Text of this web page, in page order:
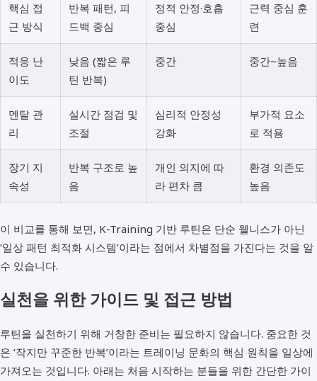
핵심 접
근 방식
반복 패턴, 피
드백 중심
정적 안정·호흡
중심
근력 중심 훈
련
적응 난
이도
낮음 (짧은 루
틴 반복)
중간 중간~높음
멘탈 관
리
실시간 점검 및
조절
심리적 안정성
강화
부가적 요소
로 적용
장기 지
속성
반복 구조로 높
음
개인 의지에 따
라 편차 큼
환경 의존도
높음
이 비교를 통해 보면, K-Training 기반 루틴은 단순 웰니스가 아닌
‘일상 패턴 최적화 시스템’이라는 점에서 차별점을 가진다는 것을 알
수 있습니다.
실천을 위한 가이드 및 접근 방법
루틴을 실천하기 위해 거창한 준비는 필요하지 않습니다. 중요한 것
은 ‘작지만 꾸준한 반복’이라는 트레이닝 문화의 핵심 원칙을 일상에
가져오는 것입니다. 아래는 처음 시작하는 분들을 위한 간단한 가이